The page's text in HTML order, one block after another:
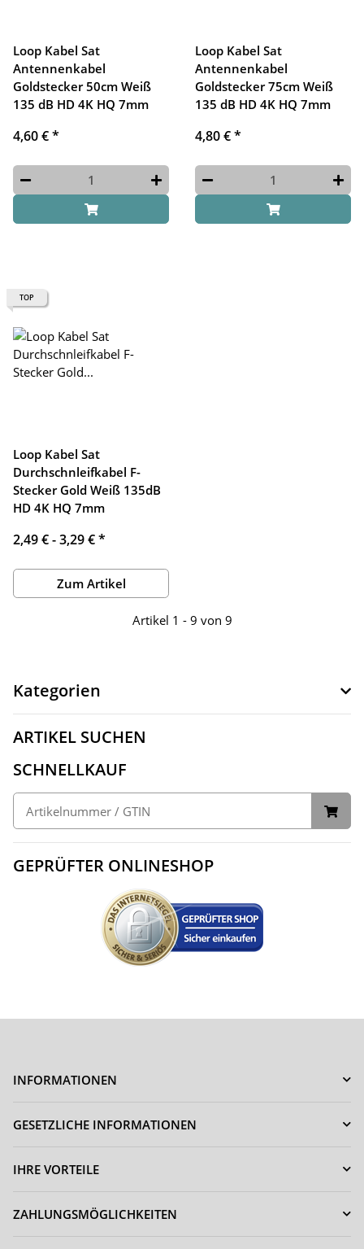
Loop Kabel Sat
Antennenkabel
Goldstecker 50cm Weiß
135 dB HD 4K HQ 7mm
4,60 €*
Loop Kabel Sat
Antennenkabel
Goldstecker 75cm Weiß
135 dB HD 4K HQ 7mm
4,80 €*
TOP
Loop Kabel Sat
Durchschnleifkabel F-
Stecker Gold Weiß 135dB
HD 4K HQ 7mm
2,49 € -3,29 €*
Zum Artikel
Artikel 1 - 9 von 9
Kategorien
ARTIKEL SUCHEN
SCHNELLKAUF
GEPRÜFTER ONLINESHOP
INFORMATIONEN
GESETZLICHE INFORMATIONEN
IHRE VORTEILE
ZAHLUNGSMÖGLICHKEITEN